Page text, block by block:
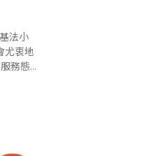
法小
尤衷地
務態